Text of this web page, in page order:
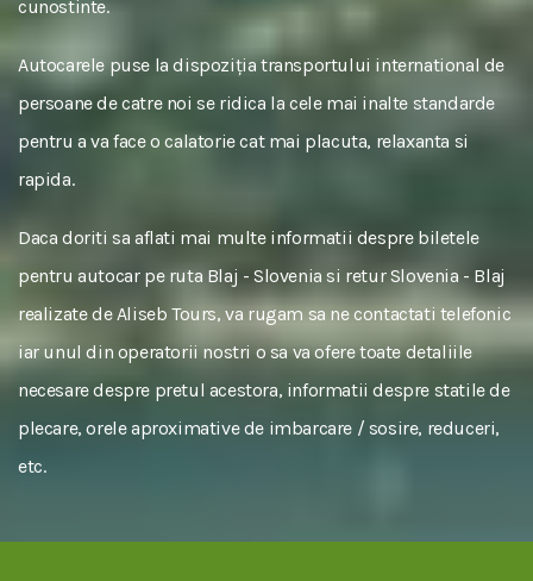
cunostinte.
Autocarele puse la dispoziția transportului international de
persoane de catre noi se ridica la cele mai inalte standarde
pentru a va face o calatorie cat mai placuta, relaxanta si
rapida.
Daca doriti sa aflati mai multe informatii despre biletele
pentru autocar pe ruta Blaj - Slovenia si retur Slovenia - Blaj
realizate de Aliseb Tours, va rugam sa ne contactati telefonic
iar unul din operatorii nostri o sa va ofere toate detaliile
necesare despre pretul acestora, informatii despre statile de
plecare, orele aproximative de imbarcare / sosire, reduceri,
etc.